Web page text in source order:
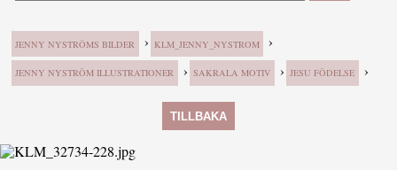
JENNY NYSTRÖMS BILDER › KLM_JENNY_NYSTROM ›
JENNY NYSTRÖM ILLUSTRATIONER › SAKRALA MOTIV › JESU FÖDELSE ›
TILLBAKA